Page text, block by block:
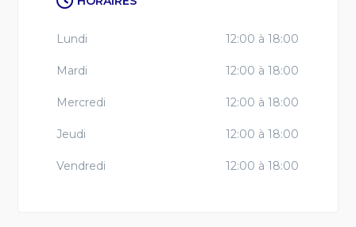
Lundi 12:00 à 18:00
Mardi 12:00 à 18:00
Mercredi 12:00 à 18:00
Jeudi 12:00 à 18:00
Vendredi 12:00 à 18:00